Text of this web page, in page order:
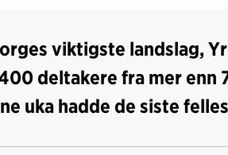
viktigste landslag,
deltakere fra mer enn
uka hadde de siste